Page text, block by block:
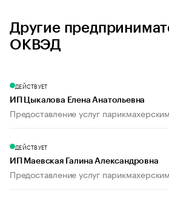
Другие
ОКВЭД
ДЕЙСТВУЕТ
ИП Цыкалова Елена Анатольевна
Предоставление услуг
ДЕЙСТВУЕТ
ИП Маевская Галина Александровна
Предоставление услуг